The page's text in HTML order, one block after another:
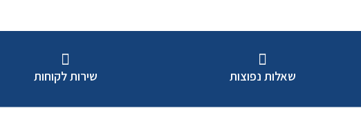
שאלות נפוצות שירות לקוחות